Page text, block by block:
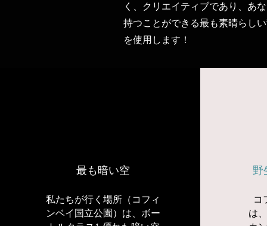
く、クリエイティブであり、あ
持つことができる最も素晴らし
を使用します！
最も暗い空
私たちが行く場所（コフィ
ンベイ国立公園）は、ボー
野
コ
は